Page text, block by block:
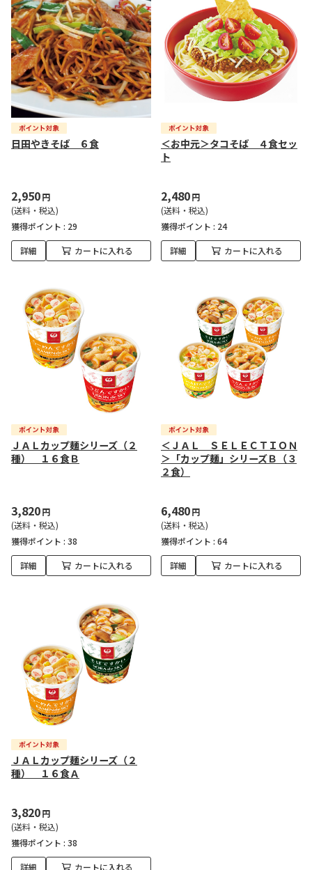
日田やきそば ６食
2,950円
(送料・税込)
獲得ポイント : 29
詳細 カートに入れる
＜お中元＞タコそば ４食セッ
ト
2,480円
(送料・税込)
獲得ポイント : 24
詳細 カートに入れる
ＪＡＬカップ麺シリーズ（２
種） １６食Ｂ
3,820円
(送料・税込)
獲得ポイント : 38
詳細 カートに入れる
＜ＪＡＬ ＳＥＬＥＣＴＩＯＮ
＞「カップ麺」シリーズＢ（３
２食）
6,480円
(送料・税込)
獲得ポイント : 64
詳細 カートに入れる
ＪＡＬカップ麺シリーズ（２
種） １６食Ａ
3,820円
(送料・税込)
獲得ポイント : 38
詳細 カートに入れる